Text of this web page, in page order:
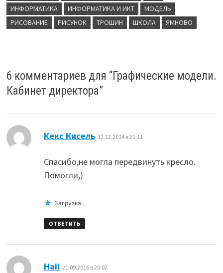
ИНФОРМАТИКА
ИНФОРМАТИКА И ИКТ
МОДЕЛЬ
РИСОВАНИЕ
РИСУНОК ТРОШИН ШКОЛА ЯМНОВО
6 комментариев для “Графические модели.
Кабинет директора”
Кекс Кисель 12.12.2014 в 21:11
Спасибо,не могла передвинуть кресло.
Помогли,)
Загрузка...
ОТВЕТИТЬ
Hail 21.09.2016 в 20:02